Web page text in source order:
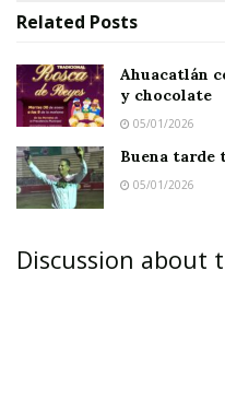
Related Posts
Ahuacatlán
y chocolate
05/01/2026
Buena tarde
05/01/2026
Discussion about